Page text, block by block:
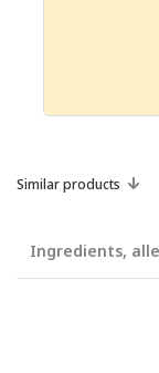
Similar products
Ingredients,